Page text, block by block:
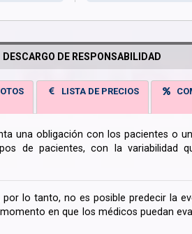
DE RESPONSABILIDAD
LISTA DE PRECIOS
una obligación con los pacientes o
de pacientes, con la variabilidad
lo tanto, no es posible predecir la
en que los médicos puedan